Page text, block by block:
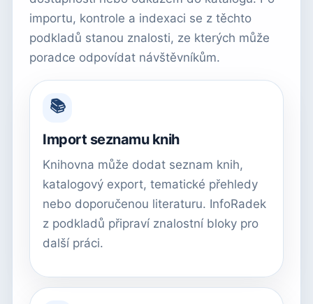
importu, kontrole a indexaci se z těchto
podkladů stanou znalosti, ze kterých může
poradce odpovídat návštěvníkům.
📚
Import seznamu knih
Knihovna může dodat seznam knih,
katalogový export, tematické přehledy
nebo doporučenou literaturu. InfoRadek
z podkladů připraví znalostní bloky pro
další práci.